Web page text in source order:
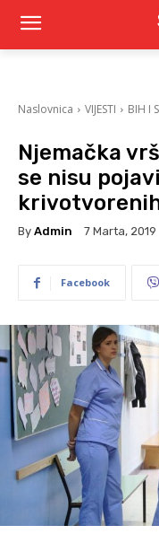
Naslovnica VIJESTI BIH I
Njemačka
se nisu
By Admin 7 Marta, 2019
Facebook